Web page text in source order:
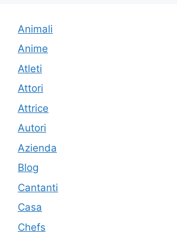
Animali
Anime
Atleti
Attori
Attrice
Autori
Azienda
Blog
Cantanti
Casa
Chefs